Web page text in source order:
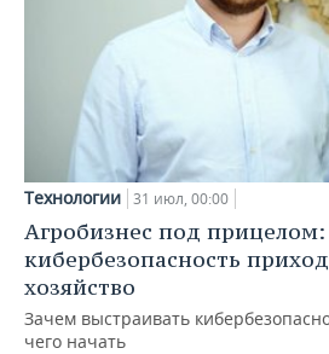
Технологии 31 июл, 00:00
Агробизнес под
кибербезопасность
хозяйство
Зачем выстраивать
чего начать